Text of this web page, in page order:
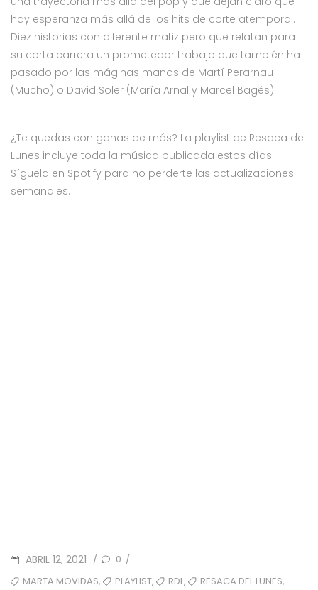
hay esperanza más allá de los hits de corte atemporal.
Diez historias con diferente matiz pero que relatan para
su corta carrera un prometedor trabajo que también ha
pasado por las máginas manos de Martí Perarnau
(Mucho) o David Soler (María Arnal y Marcel Bagés)
¿Te quedas con ganas de más? La playlist de Resaca del
Lunes incluye toda la música publicada estos días.
Síguela en Spotify para no perderte las actualizaciones
semanales.
POSTED
ON
ABRIL 12, 2021 / 0 /
TAGSMARTA MOVIDAS, PLAYLIST, RDL, RESACA DEL LUNES,